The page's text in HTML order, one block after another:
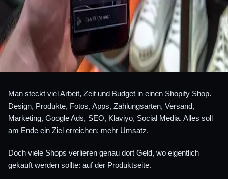
Man steckt viel Arbeit, Zeit und Budget in einen Shopify Shop.
Design, Produkte, Fotos, Apps, Zahlungsarten, Versand,
Marketing, Google Ads, SEO, Klaviyo, Social Media. Alles soll
am Ende ein Ziel erreichen: mehr Umsatz.
Doch viele Shops verlieren genau dort Geld, wo eigentlich
gekauft werden sollte: auf der Produktseite.